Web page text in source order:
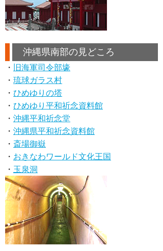
沖縄県南部の見どころ
・
旧海軍司令部壕
・ 琉球ガラス村
・ ひめゆりの塔
・ ひめゆり平和祈念資料館
・ 沖縄平和祈念堂
・ 沖縄県平和祈念資料館
・ 斎場御嶽
・ おきなわワールド文化王国
・ 玉泉洞